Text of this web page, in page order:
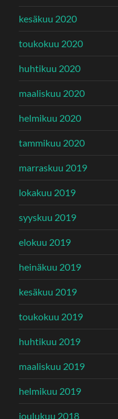
kesäkuu 2020
toukokuu 2020
huhtikuu 2020
maaliskuu 2020
helmikuu 2020
tammikuu 2020
marraskuu 2019
lokakuu 2019
syyskuu 2019
elokuu 2019
heinäkuu 2019
kesäkuu 2019
toukokuu 2019
huhtikuu 2019
maaliskuu 2019
helmikuu 2019
joulukuu 2018